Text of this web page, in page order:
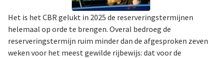
Het is het CBR gelukt in 2025 de reserveringstermijnen
helemaal op orde te brengen. Overal bedroeg de
reserveringstermijn ruim minder dan de afgesproken zeven
weken voor het meest gewilde rijbewijs: dat voor de